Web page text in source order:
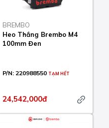
BREMBO
Heo Thắng Brembo M4
100mm Đen
P/N: 220988550 TẠM HẾT
24,542,000đ